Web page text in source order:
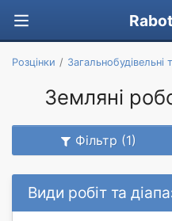
Розцінки
Земляні
Фільтр (1)
Види робіт та